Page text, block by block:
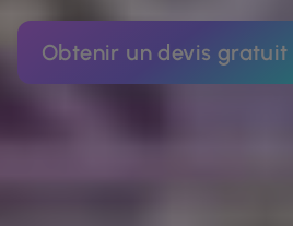
Obtenir un devis gratuit